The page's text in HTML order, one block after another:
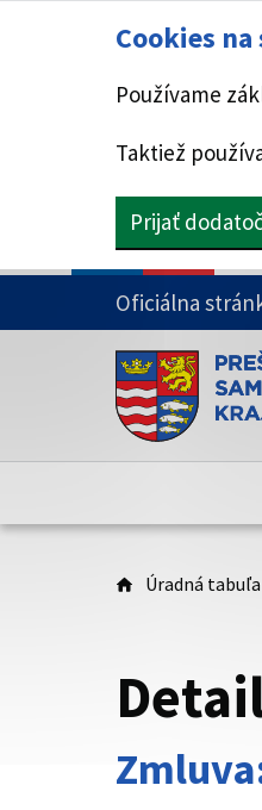
Cookies
Používame
Taktiež
Prijať
PRESKOČIŤ NA HLAVNÝ
Oficiálna
Doména
Toto je
Úradná tabuľa